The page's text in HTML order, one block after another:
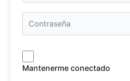
Mantenerme conectado